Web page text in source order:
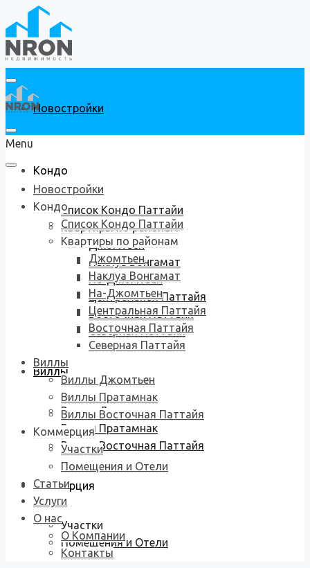
Новостройки
Кондо
Список Кондо Паттайи
Квартиры по районам
Джомтьен
Наклуа Вонгамат
На-Джомтьен
Центральная Паттайя
Восточная Паттайя
Северная Паттайя
Виллы
Виллы Джомтьен
Виллы Пратамнак
Виллы Восточная Паттайя
Коммерция
Участки
Помещения и Отели
Menu
Новостройки
Кондо
Список Кондо Паттайи
Квартиры по районам
Джомтьен
Наклуа Вонгамат
На-Джомтьен
Центральная Паттайя
Восточная Паттайя
Северная Паттайя
Виллы
Виллы Джомтьен
Виллы Пратамнак
Виллы Восточная Паттайя
Коммерция
Участки
Помещения и Отели
Статьи
Услуги
О нас
О Компании
Контакты